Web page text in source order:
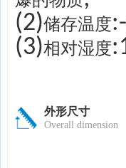
(2)储存温度
(3)相对湿度
外形尺寸
Overall dimension